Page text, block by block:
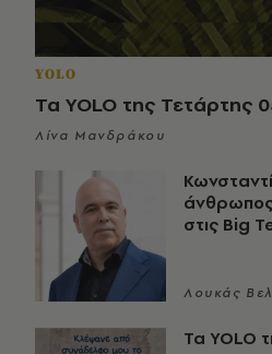
YOLO
Τα YOLO της Τετάρτης
Λίνα Μανδράκου
στις Big
Λουκάς
Τα YOLO